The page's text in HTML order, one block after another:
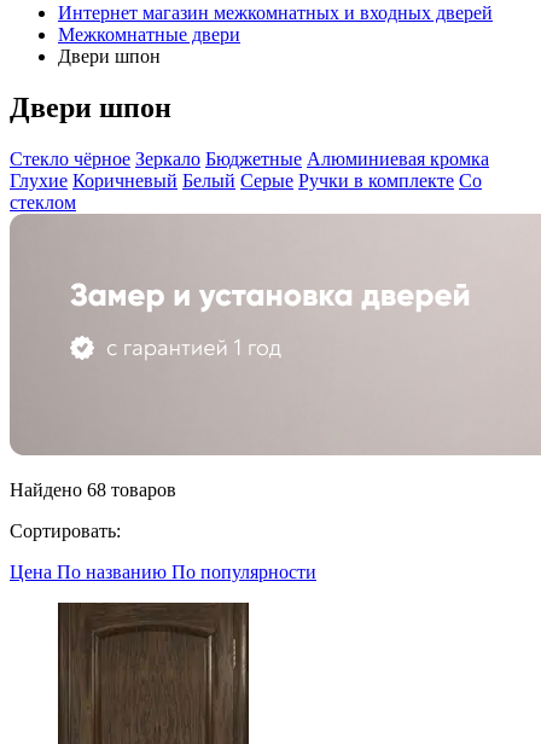
Интернет магазин межкомнатных и входных дверей
Межкомнатные двери
Двери шпон
Двери шпон
Стекло чёрное Зеркало Бюджетные Алюминиевая кромка
Глухие Коричневый Белый Серые Ручки в комплекте Со
стеклом
Найдено 68 товаров
Сортировать:
Цена По названию По популярности